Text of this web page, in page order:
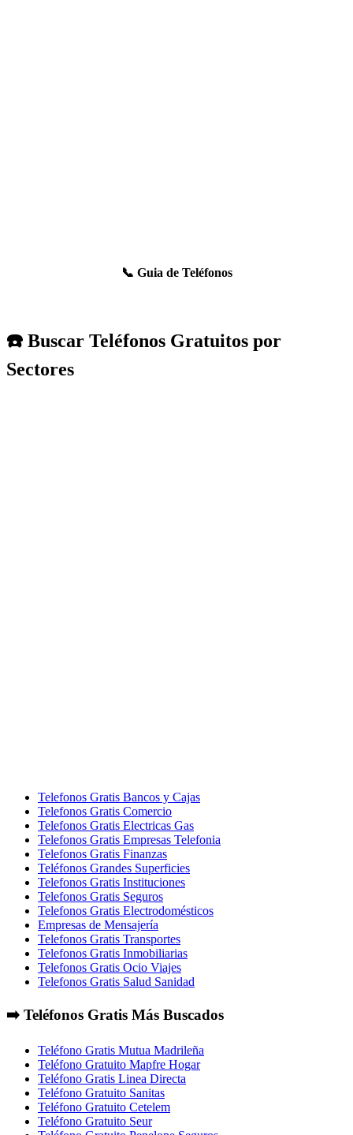
📞 Guia de Teléfonos
☎️ Buscar Teléfonos Gratuitos por
Sectores
Telefonos Gratis Bancos y Cajas
Telefonos Gratis Comercio
Telefonos Gratis Electricas Gas
Telefonos Gratis Empresas Telefonia
Telefonos Gratis Finanzas
Teléfonos Grandes Superficies
Telefonos Gratis Instituciones
Telefonos Gratis Seguros
Telefonos Gratis Electrodomésticos
Empresas de Mensajería
Telefonos Gratis Transportes
Telefonos Gratis Inmobiliarias
Telefonos Gratis Ocio Viajes
Telefonos Gratis Salud Sanidad
➡️ Teléfonos Gratis Más Buscados
Teléfono Gratis Mutua Madrileña
Teléfono Gratuito Mapfre Hogar
Teléfono Gratis Linea Directa
Teléfono Gratuito Sanitas
Teléfono Gratuito Cetelem
Teléfono Gratuito Seur